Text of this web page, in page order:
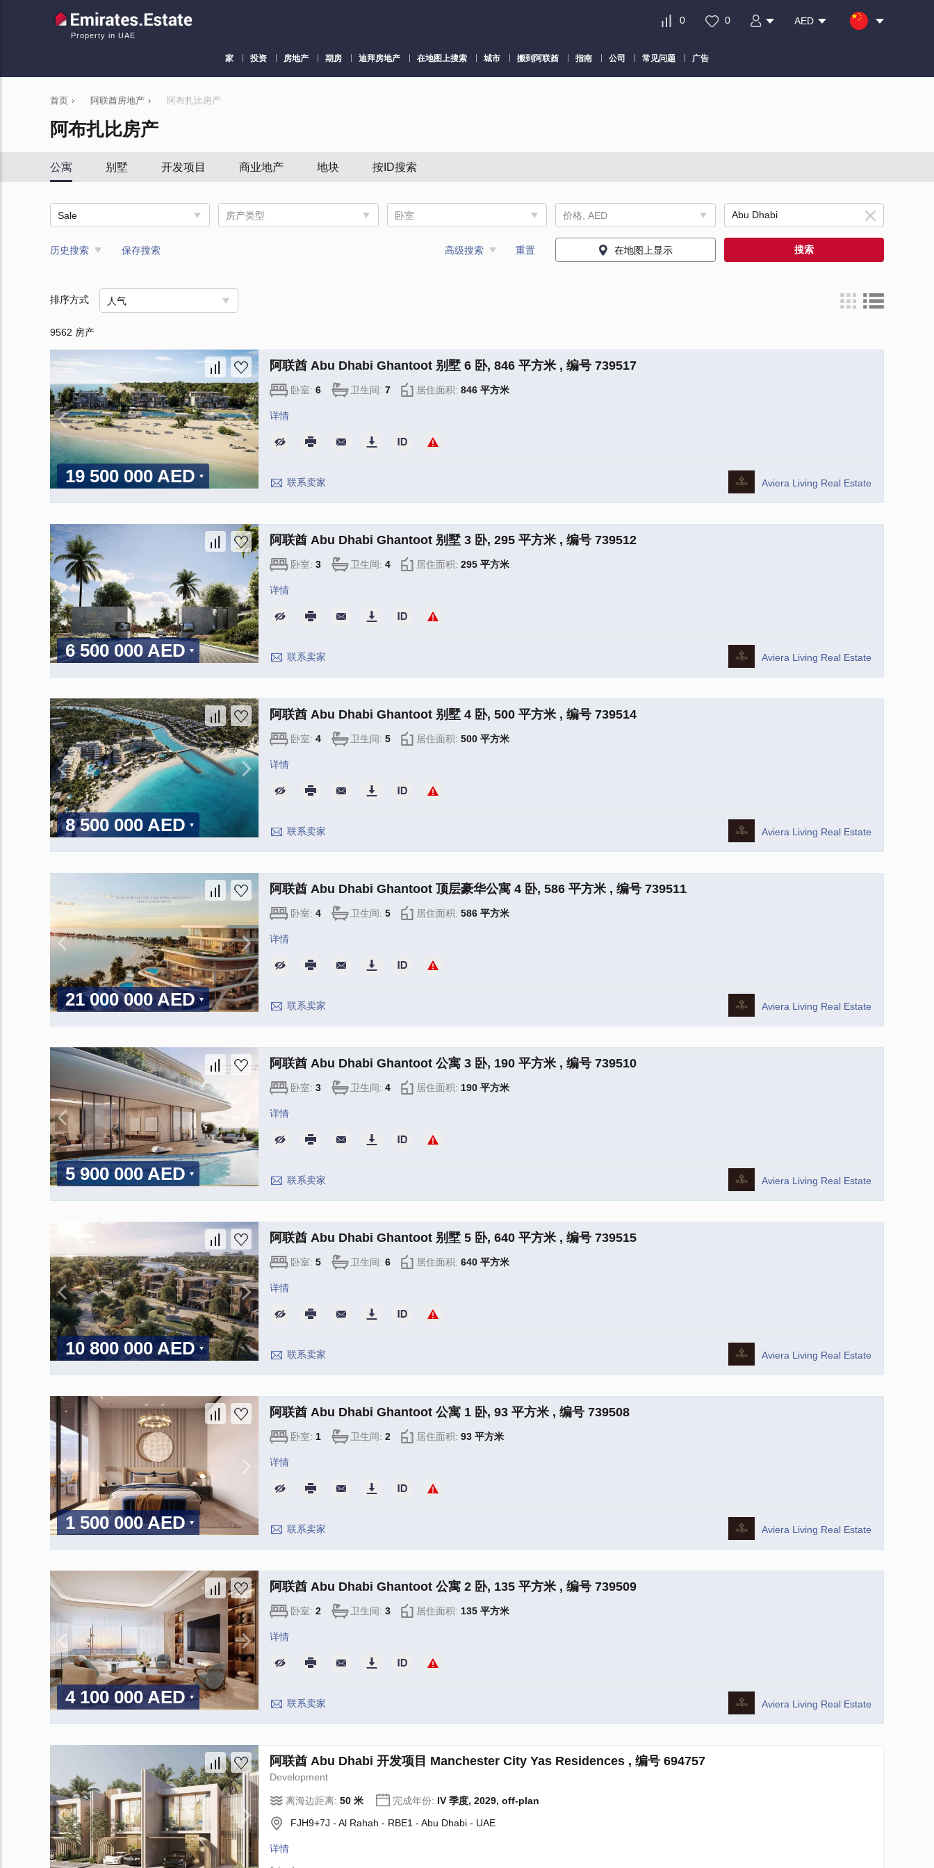
Property in UAE
0 0 AED
家 投资 房地产 期房 迪拜房地产 在地图上搜索 城市 搬到阿联酋 指南 公司 常见问题 广告
首页 › 阿联酋房地产 › 阿布扎比房产
阿布扎比房产
公寓 别墅 开发项目 商业地产 地块 按ID搜索
Sale 房产类型 卧室 价格, AED
历史搜索 保存搜索 高级搜索 重置 在地图上显示 搜索
排序方式 人气
9562 房产
19 500 000 AED
阿联酋 Abu Dhabi Ghantoot 别墅 6 卧, 846 平方米 , 编号 739517
卧室: 6 卫生间: 7 居住面积: 846 平方米
详情
联系卖家 Aviera Living Real Estate
6 500 000 AED
阿联酋 Abu Dhabi Ghantoot 别墅 3 卧, 295 平方米 , 编号 739512
卧室: 3 卫生间: 4 居住面积: 295 平方米
详情
联系卖家 Aviera Living Real Estate
8 500 000 AED
阿联酋 Abu Dhabi Ghantoot 别墅 4 卧, 500 平方米 , 编号 739514
卧室: 4 卫生间: 5 居住面积: 500 平方米
详情
联系卖家 Aviera Living Real Estate
21 000 000 AED
阿联酋 Abu Dhabi Ghantoot 顶层豪华公寓 4 卧, 586 平方米 , 编号 739511
卧室: 4 卫生间: 5 居住面积: 586 平方米
详情
联系卖家 Aviera Living Real Estate
5 900 000 AED
阿联酋 Abu Dhabi Ghantoot 公寓 3 卧, 190 平方米 , 编号 739510
卧室: 3 卫生间: 4 居住面积: 190 平方米
详情
联系卖家 Aviera Living Real Estate
10 800 000 AED
阿联酋 Abu Dhabi Ghantoot 别墅 5 卧, 640 平方米 , 编号 739515
卧室: 5 卫生间: 6 居住面积: 640 平方米
详情
联系卖家 Aviera Living Real Estate
1 500 000 AED
阿联酋 Abu Dhabi Ghantoot 公寓 1 卧, 93 平方米 , 编号 739508
卧室: 1 卫生间: 2 居住面积: 93 平方米
详情
联系卖家 Aviera Living Real Estate
4 100 000 AED
阿联酋 Abu Dhabi Ghantoot 公寓 2 卧, 135 平方米 , 编号 739509
卧室: 2 卫生间: 3 居住面积: 135 平方米
详情
联系卖家 Aviera Living Real Estate
阿联酋 Abu Dhabi 开发项目 Manchester City Yas Residences , 编号 694757
Development
离海边距离: 50 米 完成年份: IV 季度, 2029, off-plan
FJH9+7J - Al Rahah - RBE1 - Abu Dhabi - UAE
详情